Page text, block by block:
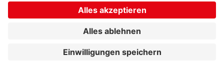
Sozialrecht